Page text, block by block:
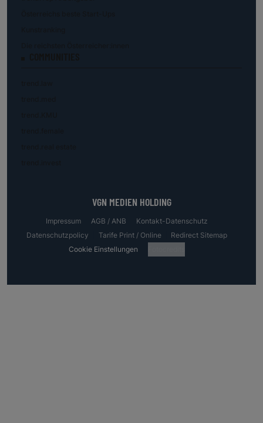
VGN MEDIEN HOLDING
Impressum AGB / ANB
Kontakt-Datenschutz
Datenschutzpolicy
Tarife Print / Online
Redirect Sitemap
Cookie Einstellungen